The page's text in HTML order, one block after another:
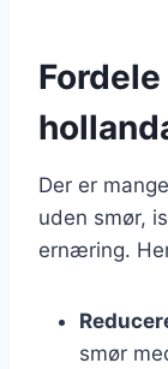
Der er
uden smør,
ernæring.
smør